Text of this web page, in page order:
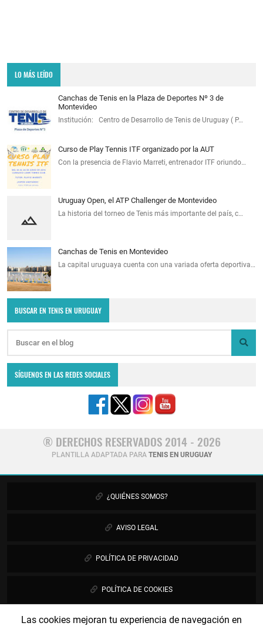
Las cookies mejoran tu experiencia de navegación en
LO MÁS LEÍDO
Canchas de Tenis en la Plaza de Deportes Nº 3 de
Montevideo
Institución: Centro de Desarrollo de Tenis de Uruguay ( P…
Curso de Play Tennis ITF organizado por la AUT
Con la presencia de Flavio Marreti, entrenador ITF oriundo…
Uruguay Open, el ATP Challenger de Montevideo
La historia del torneo de Tenis más importante del país, c…
Canchas de Tenis en Montevideo
La capital uruguaya cuenta con una variada oferta deportiva…
BUSCAR EN TENIS EN URUGUAY
SÍGUENOS EN LAS REDES SOCIALES
® DERECHOS RESERVADOS 2014 - 2026
PLANTILLA ADAPTADA PARA TENIS EN URUGUAY
¿QUIÉNES SOMOS?
AVISO LEGAL
POLÍTICA DE PRIVACIDAD
POLÍTICA DE COOKIES
PUBLICIDAD